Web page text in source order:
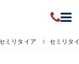
ミリタイア セミリタ